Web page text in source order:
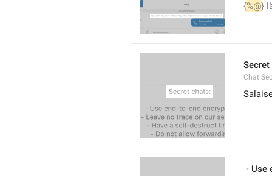
{%@}
- Use